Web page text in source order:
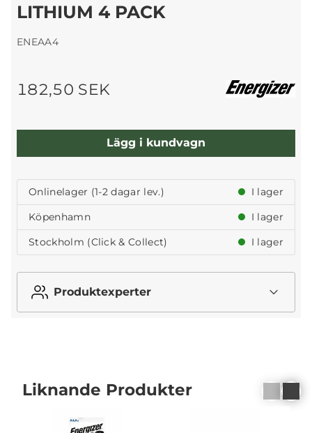
LITHIUM 4 PACK
ENEAA4
182,50 SEK
Lägg i kundvagn
Onlinelager (1-2 dagar lev.)
I lager
Köpenhamn
I lager
Stockholm (Click & Collect)
I lager
Produktexperter
Liknande Produkter